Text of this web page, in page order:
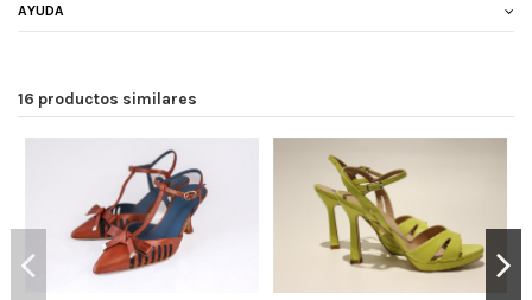
AYUDA
16 productos similares